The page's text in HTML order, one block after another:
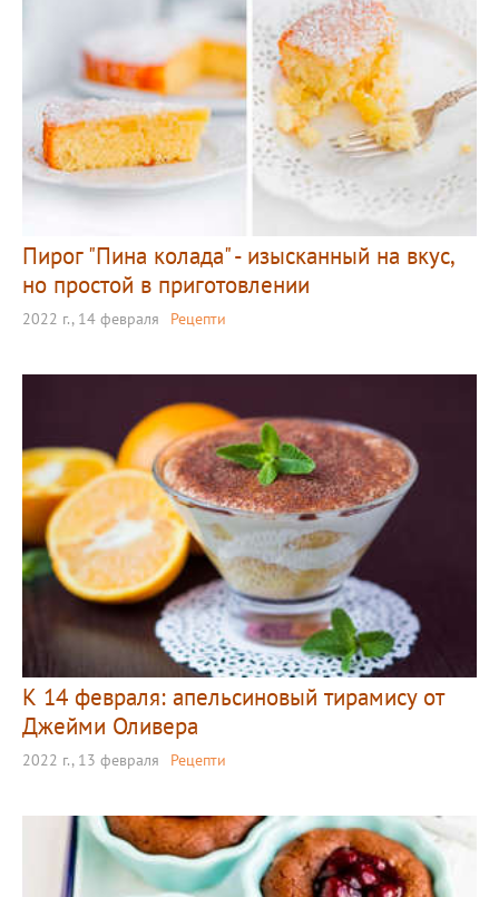
Пирог "Пина колада" - изысканный на вкус,
но простой в приготовлении
2022 г., 14 февраля Рецепти
К 14 февраля: апельсиновый тирамису от
Джейми Оливера
2022 г., 13 февраля Рецепти